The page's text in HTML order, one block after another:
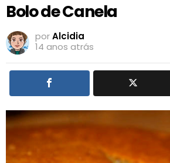
Bolo de Canela
porAlcidia
14 anos atrás